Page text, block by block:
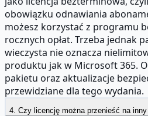
obowiązku odnawiania
możesz korzystać z programu
rocznych opłat. Trzeba jednak
wieczysta nie oznacza
produktu jak w Microsoft 365.
pakietu oraz aktualizacje
przewidziane dla tego wydania.
4. Czy licencję można przenieść na